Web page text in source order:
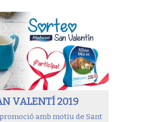
VALENTÍ 2019
amb motiu de Sant